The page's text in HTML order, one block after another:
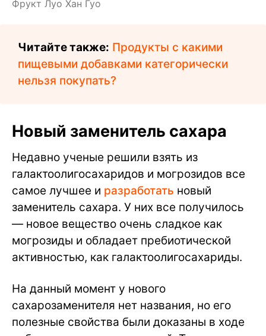
Фрукт Луо Хан Гуо
Читайте также: Продукты с какими
пищевыми добавками категорически
нельзя покупать?
Новый заменитель сахара
Недавно ученые решили взять из
галактоолигосахаридов и могрозидов все
самое лучшее и разработать новый
заменитель сахара. У них все получилось
— новое вещество очень сладкое как
могрозиды и обладает пребиотической
активностью, как галактоолигосахариды.
На данный момент у нового
сахарозаменителя нет названия, но его
полезные свойства были доказаны в ходе